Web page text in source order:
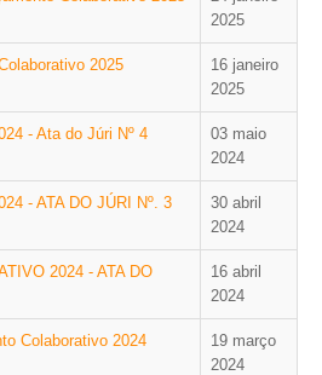
2025
2025
16 janeiro
2025
- Ata do Júri Nº 4
03 maio
2024
- ATA DO JÚRI Nº. 3
30 abril
2024
2024 - ATA DO
16 abril
2024
Colaborativo 2024
19 março
2024